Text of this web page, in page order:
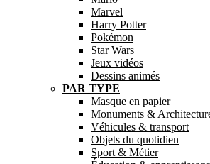
Marvel
Harry Potter
Pokémon
Star Wars
Jeux vidéos
Dessins animés
PAR TYPE
Masque en papier
Monuments &
Véhicules & transport
Objets du quotidien
Sport & Métier